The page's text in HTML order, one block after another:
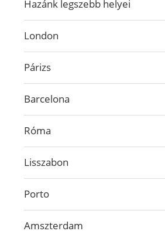
Hazánk legszebb helyei
London
Párizs
Barcelona
Róma
Lisszabon
Porto
Amszterdam